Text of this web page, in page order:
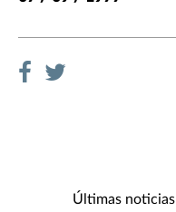
Últimas noticias